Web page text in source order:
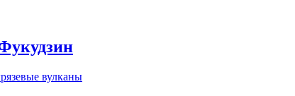
вулканы